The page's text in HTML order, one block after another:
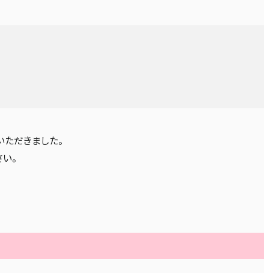
だきました。
。